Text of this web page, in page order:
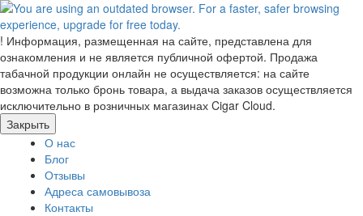
! Информация, размещенная на сайте, представлена для
ознакомления и не является публичной офертой. Продажа
табачной продукции онлайн не осуществляется: на сайте
возможна только бронь товара, а выдача заказов осуществляется
исключительно в розничных магазинах Cigar Cloud.
Закрыть
О нас
Блог
Отзывы
Адреса самовывоза
Контакты